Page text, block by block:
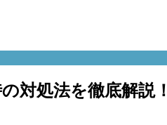
対処法を徹底解説！